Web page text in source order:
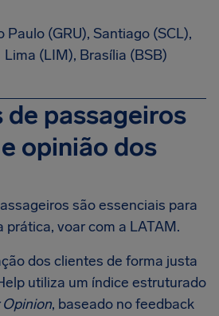
Paulo (GRU), Santiago (SCL),
Lima (LIM), Brasília (BSB)
de passageiros
opinião dos
são essenciais para
prática, voar com a LATAM.
dos clientes de forma justa
utiliza um índice estruturado
, baseado no feedback